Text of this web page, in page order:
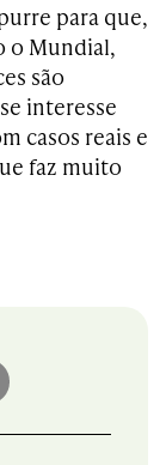
para que,
o Mundial,
são
interesse
casos reais e
faz muito